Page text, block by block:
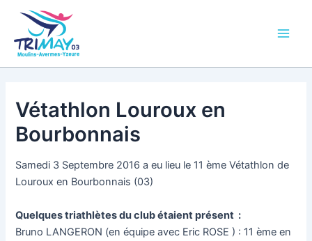
contenu
Vétathlon Louroux en
Bourbonnais
Samedi 3 Septembre 2016 a eu lieu le 11 ème Vétathlon de
Louroux en Bourbonnais (03)
Quelques triathlètes du club étaient présent :
Bruno LANGERON (en équipe avec Eric ROSE ) : 11 ème en